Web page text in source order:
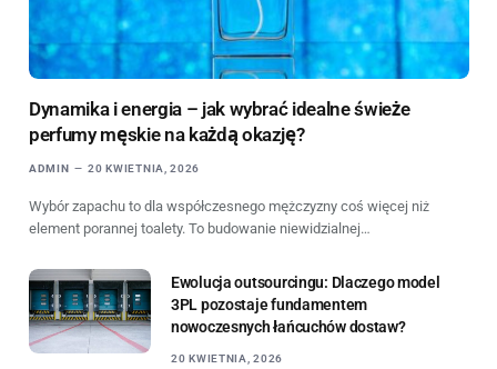
Dynamika i energia – jak wybrać idealne świeże
perfumy męskie na każdą okazję?
ADMIN 20 KWIETNIA, 2026
Wybór zapachu to dla współczesnego mężczyzny coś więcej niż
element porannej toalety. To budowanie niewidzialnej…
Ewolucja outsourcingu: Dlaczego model
3PL pozostaje fundamentem
nowoczesnych łańcuchów dostaw?
20 KWIETNIA, 2026